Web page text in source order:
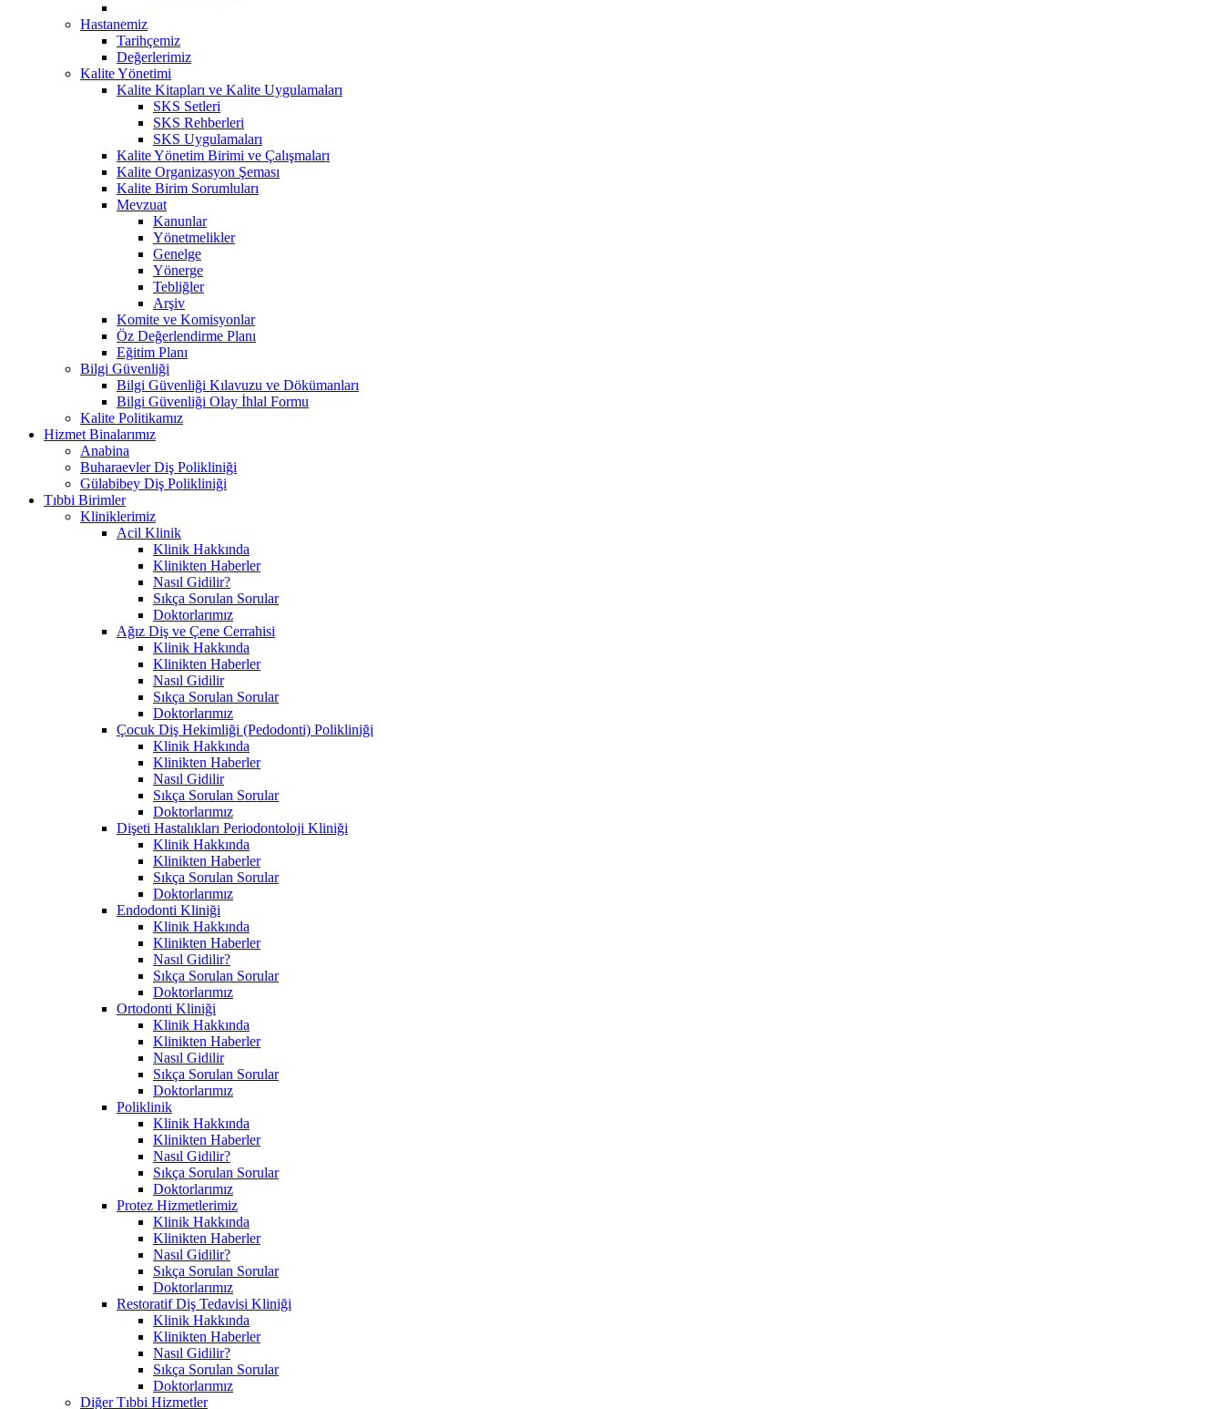
Hastanemiz
Tarihçemiz
Değerlerimiz
Kalite Yönetimi
Kalite Kitapları ve Kalite Uygulamaları
SKS Setleri
SKS Rehberleri
SKS Uygulamaları
Kalite Yönetim Birimi ve Çalışmaları
Kalite Organizasyon Şeması
Kalite Birim Sorumluları
Mevzuat
Kanunlar
Yönetmelikler
Genelge
Yönerge
Tebliğler
Arşiv
Komite ve Komisyonlar
Öz Değerlendirme Planı
Eğitim Planı
Bilgi Güvenliği
Bilgi Güvenliği Kılavuzu ve Dökümanları
Bilgi Güvenliği Olay İhlal Formu
Kalite Politikamız
Hizmet Binalarımız
Anabina
Buharaevler Diş Polikliniği
Gülabibey Diş Polikliniği
Tıbbi Birimler
Kliniklerimiz
Acil Klinik
Klinik Hakkında
Klinikten Haberler
Nasıl Gidilir?
Sıkça Sorulan Sorular
Doktorlarımız
Ağız Diş ve Çene Cerrahisi
Klinik Hakkında
Klinikten Haberler
Nasıl Gidilir
Sıkça Sorulan Sorular
Doktorlarımız
Çocuk Diş Hekimliği (Pedodonti) Polikliniği
Klinik Hakkında
Klinikten Haberler
Nasıl Gidilir
Sıkça Sorulan Sorular
Doktorlarımız
Dişeti Hastalıkları Periodontoloji Kliniği
Klinik Hakkında
Klinikten Haberler
Sıkça Sorulan Sorular
Doktorlarımız
Endodonti Kliniği
Klinik Hakkında
Klinikten Haberler
Nasıl Gidilir?
Sıkça Sorulan Sorular
Doktorlarımız
Ortodonti Kliniği
Klinik Hakkında
Klinikten Haberler
Nasıl Gidilir
Sıkça Sorulan Sorular
Doktorlarımız
Poliklinik
Klinik Hakkında
Klinikten Haberler
Nasıl Gidilir?
Sıkça Sorulan Sorular
Doktorlarımız
Protez Hizmetlerimiz
Klinik Hakkında
Klinikten Haberler
Nasıl Gidilir?
Sıkça Sorulan Sorular
Doktorlarımız
Restoratif Diş Tedavisi Kliniği
Klinik Hakkında
Klinikten Haberler
Nasıl Gidilir?
Sıkça Sorulan Sorular
Doktorlarımız
Diğer Tıbbi Hizmetler